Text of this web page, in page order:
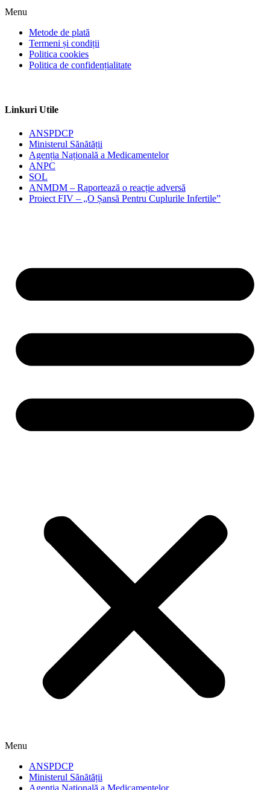
Menu
Metode de plată
Termeni și condiții
Politica cookies
Politica de confidențialitate
Linkuri Utile
ANSPDCP
Ministerul Sănătății
Agenția Națională a Medicamentelor
ANPC
SOL
ANMDM – Raportează o reacție adversă
Proiect FIV – „O Șansă Pentru Cuplurile Infertile”
Menu
ANSPDCP
Ministerul Sănătății
Agenția Națională a Medicamentelor